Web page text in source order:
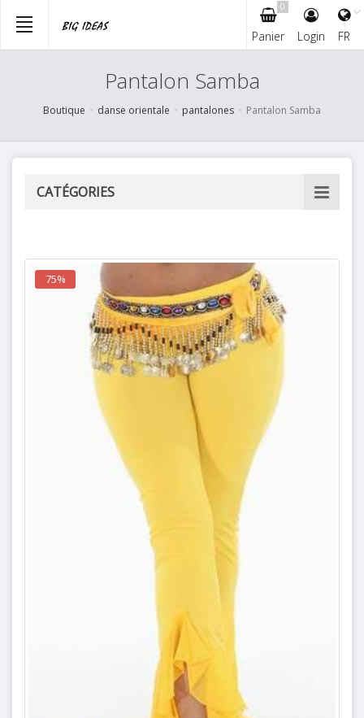
content
0
Panier Login FR
Pantalon Samba
Boutique danse orientale pantalones Pantalon Samba
CATÉGORIES
75%